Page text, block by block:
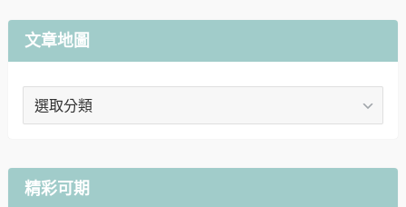
文章地圖
文
圖
精彩可期